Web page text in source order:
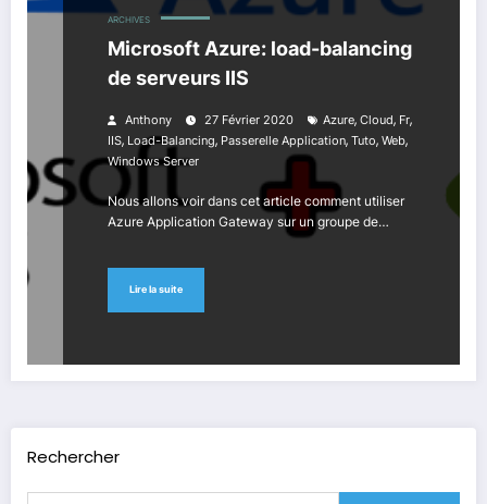
ARCHIVES
Microsoft Azure: load-balancing
de serveurs IIS
Anthony 27 Février 2020 Azure, Cloud, Fr,
IIS, Load-Balancing, Passerelle Application, Tuto, Web,
Windows Server
Nous allons voir dans cet article comment utiliser
Azure Application Gateway sur un groupe de…
Lire la suite
Rechercher